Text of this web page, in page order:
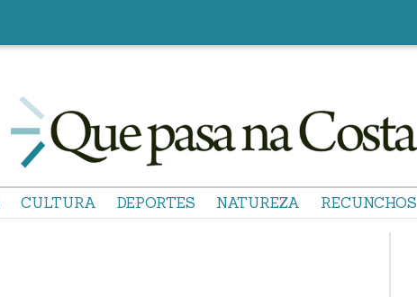
CULTURA DEPORTES NATUREZA RECUNCHOS